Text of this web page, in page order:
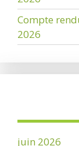
Compte
2026
juin 2026